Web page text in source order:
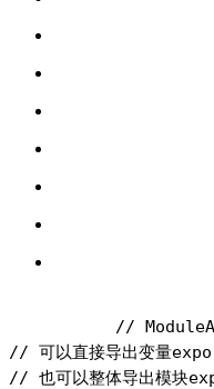
//
// 可以直接导出变量
// 也可以整体导出模块